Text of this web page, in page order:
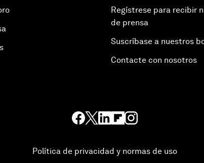
Regístrese para recibir
de prensa
Suscríbase a nuestros
Contacte con nosotros
Política de privacidad y normas de uso